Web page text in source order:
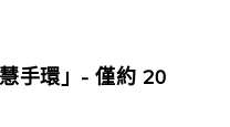
手環」- 僅約 20